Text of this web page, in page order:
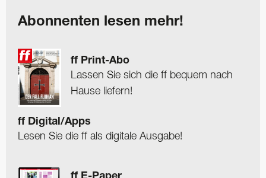
Abonnenten lesen mehr!
ff Print-Abo
Lassen Sie sich die ff bequem nach
Hause liefern!
ff Digital/Apps
Lesen Sie die ff als digitale Ausgabe!